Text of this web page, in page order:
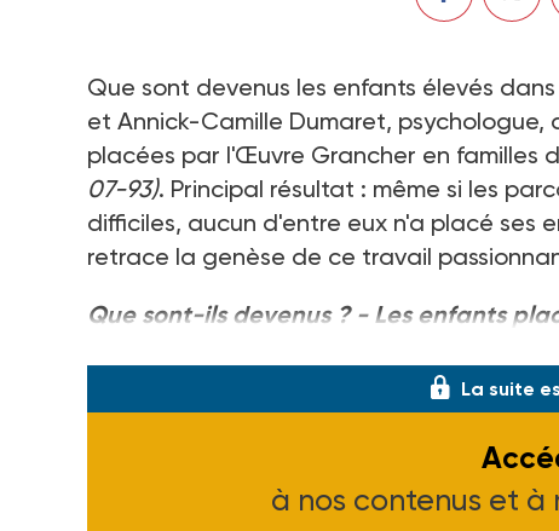
Que sont devenus les enfants élevés
et Annick-Camille Dumaret,
placées par l'Œuvre Grancher en familles
07-93). Principal résultat : même si les
difficiles, aucun d'entre eux n'a placé ses
retrace la genèse de ce travail
Que sont-ils devenus ? - Les enfants
La suite
à nos contenus et